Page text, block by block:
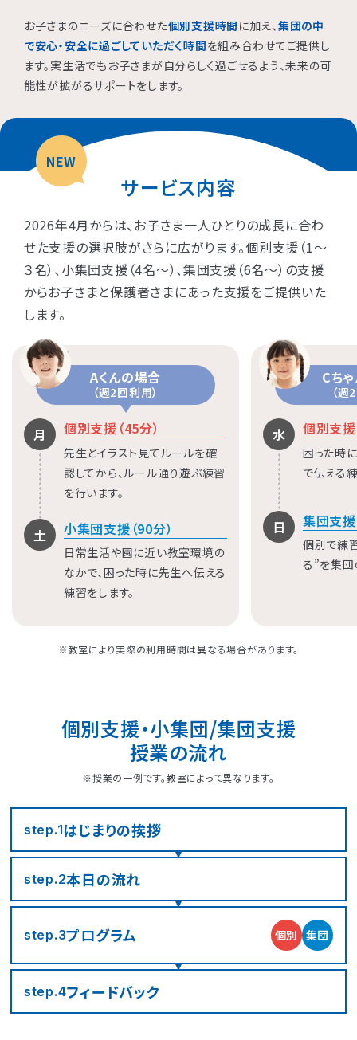
お子さまのニーズに合わせた個別支援時間 に加え、 集団の中
で安心・安全に過ごしていただく時間を組み合わせてご提供し
ます。実生活でもお子さまが自分らしく過ごせるよう、未来の可
能性が拡がるサポートをします。
NEW
サービス内容
2026年4月からは、お子さま一人ひとりの成長に合わ
せた支援の選択肢がさらに広がります。個別支援（1〜
３名）、小集団支援（4名〜）、集団支援（6名〜）の支援
からお子さまと保護者さまにあった支援をご提供いた
します。
Aくんの場合
（週2回利用）
月 個別支援（45分）
先生とイラスト見てルールを確
認してから、ルール通り遊ぶ練習
を行います。
土 小集団支援（90分）
日常生活や園に近い教室環境の
なかで、困った時に先生へ伝える
練習をします。
Cち
（週
水 個別支援
困った時
で伝える
日 集団支援
個別で練
る”を集団
※教室により実際の利用時間は異なる場合があります。
個別支援・小集団/集団支援
授業の流れ
※授業の一例です。教室によって異なります。
step.1はじまりの挨拶
step.2本日の流れ
step.3プログラム 個別 集団
step.4フィードバック
LITALICOジュニア
茨城エリアの教室一覧
つくば市
児童発達支援
LITALICOジュニア
埼玉エリアの教室一覧
さいたま市浦和区
朝霞市
LITALICOジュニア
千葉エリアの教室一覧
船橋市
浦安市
LITALICOジュニア
東京エリアの教室一覧
武蔵野市
豊島区
LITALICOジュニア
神奈川エリアの教室一覧
川崎市川崎区
横浜市港北区
LITALICOジュニア
愛知エリアの教室一覧
名古屋市名東区
名古屋市北区
LITALICOジュニア
静岡エリアの教室一覧
静岡市駿河区
児童発達支援
LITALICOジュニア
三重エリアの教室一覧
四日市市
放課後等デイサービス
LITALICOジュニア
大阪エリアの教室一覧
寝屋川市
大阪市住之江区
LITALICOジュニア
兵庫エリアの教室一覧
神戸市東灘区
神戸市垂水区
LITALICOジュニア
京都エリアの教室一覧
京都市下京区
京都市東山区
LITALICOジュニア
奈良エリアの教室一覧
奈良市
北葛城郡王寺町
LITALICOジュニア
宮城エリアの教室一覧
仙台市太白区
児童発達支援
LITALICOジュニア
広島エリアの教室一覧
広島市中区
児童発達支援
LITALICOジュニア
福岡エリアの教室一覧
北九州市
福岡市城南区